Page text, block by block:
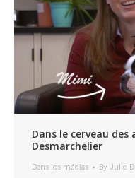
Dans le cerveau
Desmarchelier
Dans les médias By Julie